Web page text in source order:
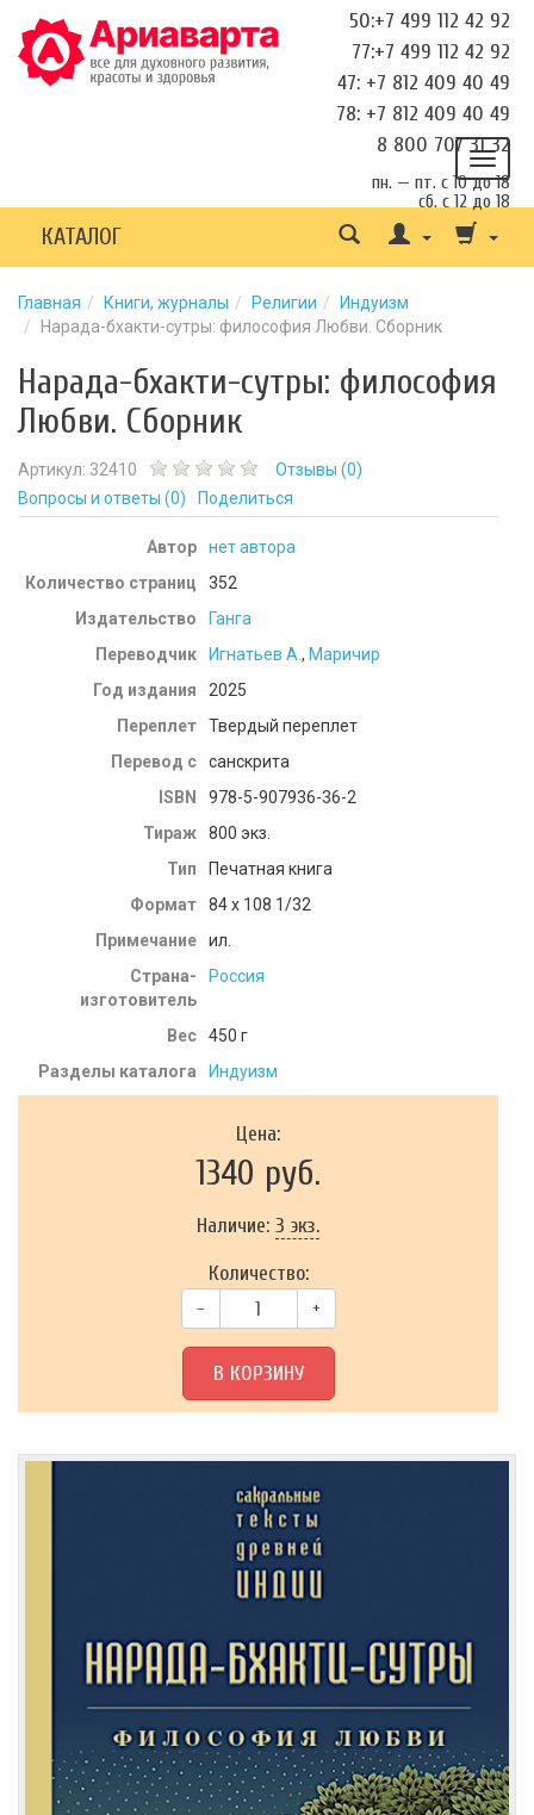
50:+7 499 112 42 92
77:+7 499 112 42 92
47: +7 812 409 40 49
78: +7 812 409 40 49
8 800 707 31 32
пн. — пт. с 10 до 18
сб. с 12 до 18
КАТАЛОГ
Главная Книги, журналы Религии
Индуизм
Нарада-бхакти-сутры: философия Любви. Сборник
Нарада-бхакти-сутры: философия
Любви. Сборник
Артикул: 32410 Отзывы (0)
Вопросы и ответы (0) Поделиться
Автор
нет автора
Количество страниц
352
Издательство
Ганга
Переводчик
Игнатьев А. , Маричир
Год издания
2025
Переплет
Твердый переплет
Перевод с
санскрита
ISBN
978-5-907936-36-2
Тираж
800 экз.
Тип
Печатная книга
Формат
84 x 108 1/32
Примечание
ил.
Страна-
изготовитель
Россия
Вес 450 г
Разделы каталога
Индуизм
Цена:
1340 руб.
Наличие: 3 экз.
Количество:
– +
В КОРЗИНУ